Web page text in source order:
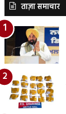
ताज़ा समाचार